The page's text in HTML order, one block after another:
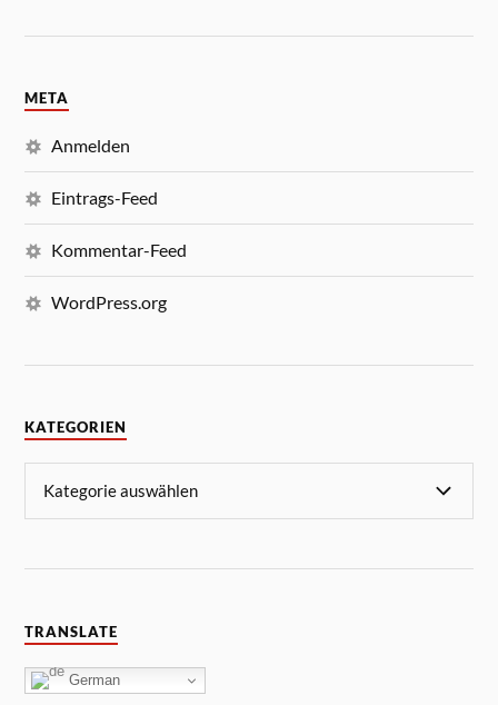
META
Anmelden
Eintrags-Feed
Kommentar-Feed
WordPress.org
KATEGORIEN
TRANSLATE
German